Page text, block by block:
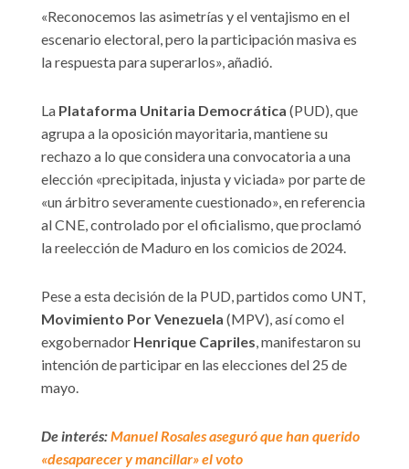
«Reconocemos las asimetrías y el ventajismo en el
escenario electoral, pero la participación masiva es
la respuesta para superarlos», añadió.
La Plataforma Unitaria Democrática (PUD), que
agrupa a la oposición mayoritaria, mantiene su
rechazo a lo que considera una convocatoria a una
elección «precipitada, injusta y viciada» por parte de
«un árbitro severamente cuestionado», en referencia
al CNE, controlado por el oficialismo, que proclamó
la reelección de Maduro en los comicios de 2024.
Pese a esta decisión de la PUD, partidos como UNT,
Movimiento Por Venezuela (MPV), así como el
exgobernador Henrique Capriles, manifestaron su
intención de participar en las elecciones del 25 de
mayo.
De interés:Manuel Rosales aseguró que han querido
«desaparecer y mancillar» el voto